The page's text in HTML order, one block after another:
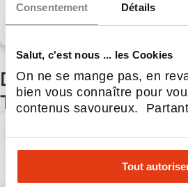
Consentement Détails
Salut, c'est nous ... les Cookies
On ne se mange pas, en
bien vous connaître pour
contenus savoureux.
Tout
Découvrir le
D'autres actualités
TRYBA
Enseigne de
2026, un gage